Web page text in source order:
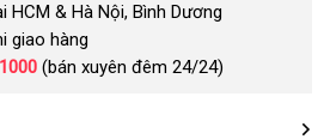
HCM & Hà Nội, Bình Dương
giao hàng
(bán xuyên đêm 24/24)